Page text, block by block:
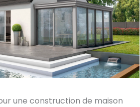
une construction de maison